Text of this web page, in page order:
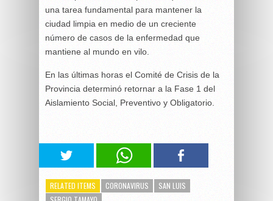
una tarea fundamental para mantener la
ciudad limpia en medio de un creciente
número de casos de la enfermedad que
mantiene al mundo en vilo.
En las últimas horas el Comité de Crisis de la
Provincia determinó retornar a la Fase 1 del
Aislamiento Social, Preventivo y Obligatorio.
RELATED ITEMS CORONAVIRUS
SAN LUIS